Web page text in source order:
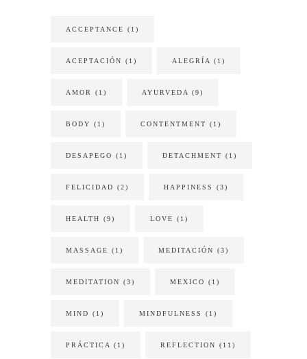
ACCEPTANCE (1)
ACEPTACIÓN (1) ALEGRÍA (1)
AMOR (1) AYURVEDA (9)
BODY (1) CONTENTMENT (1)
DESAPEGO (1) DETACHMENT (1)
FELICIDAD (2) HAPPINESS (3)
HEALTH (9) LOVE (1)
MASSAGE (1) MEDITACIÓN (3)
MEDITATION (3) MEXICO (1)
MIND (1) MINDFULNESS (1)
PRÁCTICA (1) REFLECTION (11)